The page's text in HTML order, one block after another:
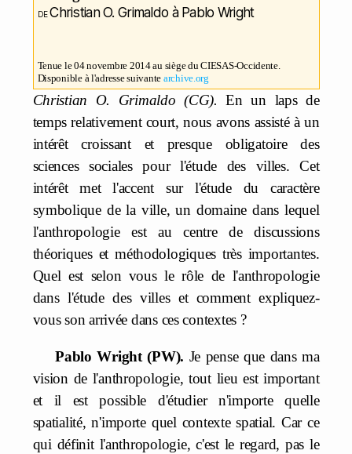
Christian O. Grimaldo à Pablo Wright
Tenue le 04 novembre 2014 au siège du CIESAS-Occidente.
Disponible à l'adresse suivante archive.org
Christian O. Grimaldo (CG).En un laps de
temps relativement court, nous avons assisté à un
intérêt croissant et presque obligatoire des
sciences sociales pour l'étude des villes. Cet
intérêt met l'accent sur l'étude du caractère
symbolique de la ville, un domaine dans lequel
l'anthropologie est au centre de discussions
théoriques et méthodologiques très importantes.
Quel est selon vous le rôle de l'anthropologie
dans l'étude des villes et comment expliquez-
vous son arrivée dans ces contextes ?
Pablo Wright (PW). Je pense que dans ma
vision de l'anthropologie, tout lieu est important
et il est possible d'étudier n'importe quelle
spatialité, n'importe quel contexte spatial. Car ce
qui définit l'anthropologie, c'est le regard, pas le